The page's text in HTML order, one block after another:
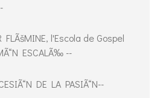
FLÃšMINE, l'Escola de Gospel
ESCALÃ‰ --
DE LA PASIÃ“N--